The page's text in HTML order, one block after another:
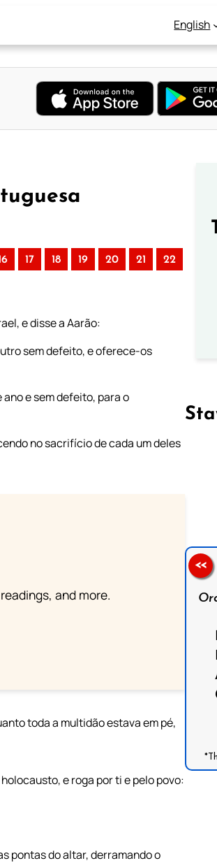
English
17 18 19 20 21 22
e disse a Aarão:
sem defeito, e oferece-os
e sem defeito, para o
no sacrifício de cada um deles
and more.
toda a multidão estava em pé,
e roga por ti e pelo povo:
pontas do altar, derramando o
<<